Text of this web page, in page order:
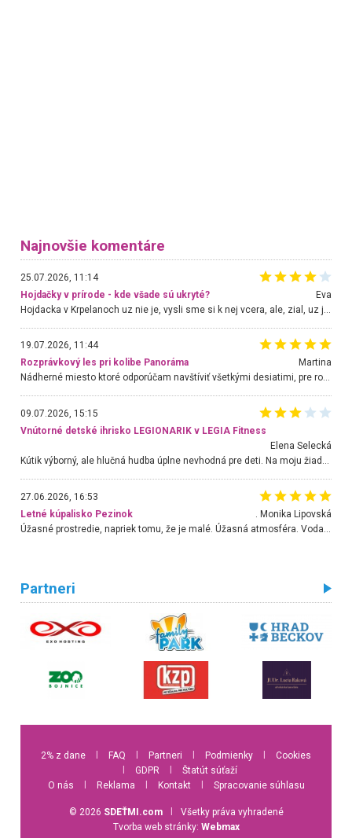
Najnovšie komentáre
25.07.2026, 11:14
Hojdačky v prírode - kde všade sú ukryté?
Eva
19.07.2026, 11:44
Rozprávkový les pri kolibe Panoráma
Martina
Nádherné miesto ktoré odporúčam navštíviť všetkými desiatimi, pre rodiny s deťmi, dôchodcom... Proste a jednoducho ozaj rozprávkový les.. určite ešte prídeme. Odniesli sme si na pamiatku krásne tričká,
09.07.2026, 15:15
Vnútorné detské ihrisko LEGIONARIK v LEGIA Fitness
Elena Selecká
Kútik výborný, ale hlučná hudba úplne nevhodná pre deti. Na moju žiadosť o aspoň sušenie nereagovali.
27.06.2026, 16:53
Letné kúpalisko Pezinok
. Monika Lipovská
Partneri
2% z dane FAQ Partneri Podmienky
Cookies
GDPR
Štatút súťaží
O nás
Reklama Kontakt Spracovanie súhlasu
© 2026 SDEŤMI.com
Všetky práva vyhradené
Tvorba web stránky: Webmax